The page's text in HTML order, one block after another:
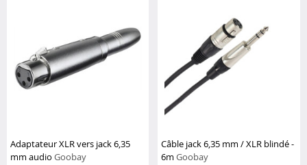
Adaptateur XLR vers jack 6,35
mm audio Goobay
Câble jack 6,35 mm / XLR blindé -
6mGoobay